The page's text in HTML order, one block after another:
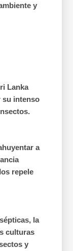
y
Lanka
su intenso
a
repele
la
culturas
y